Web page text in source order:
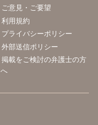
ご意見・ご要望
利用規約
プライバシーポリシー
外部送信ポリシー
掲載をご検討の弁護士の方
へ